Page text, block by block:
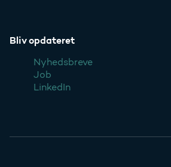
Bliv opdateret
Nyhedsbreve
Job
LinkedIn